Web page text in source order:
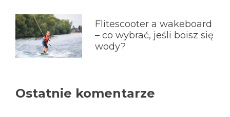
Flitescooter a wakeboard
– co wybrać, jeśli boisz się
wody?
Ostatnie komentarze